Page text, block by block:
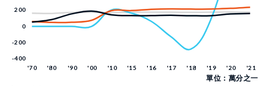
單位：萬分之一